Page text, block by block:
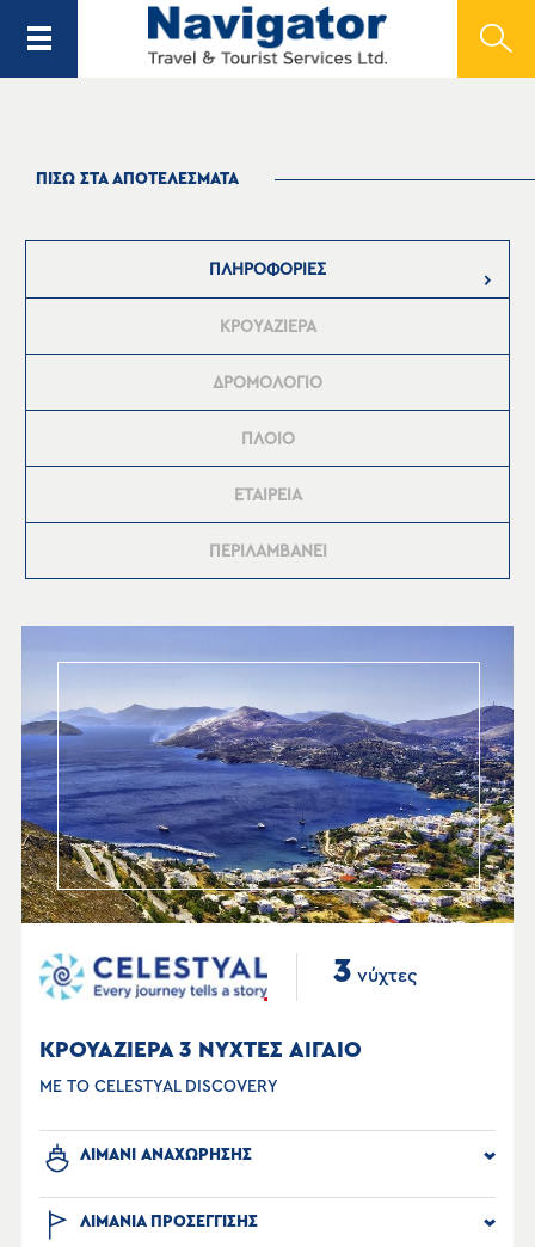
ΠΙΣΩ ΣΤΑ ΑΠΟΤΕΛΕΣΜΑΤΑ
ΠΛΗΡΟΦΟΡΙΕΣ
ΚΡΟΥΑΖΙΕΡΑ
ΔΡΟΜΟΛΟΓΙΟ
ΠΛΟΙΟ
ΕΤΑΙΡΕΙΑ
ΠΕΡΙΛΑΜΒΑΝΕΙ
3 νύχτες
ΚΡΟΥΑΖΙΕΡΑ 3 ΝΥΧΤΕΣ ΑΙΓΑΙΟ
ΜΕ ΤΟ CELESTYAL DISCOVERY
ΛΙΜΑΝΙ ΑΝΑΧΩΡΗΣΗΣ
ΛΙΜΑΝΙΑ ΠΡΟΣΕΓΓΙΣΗΣ